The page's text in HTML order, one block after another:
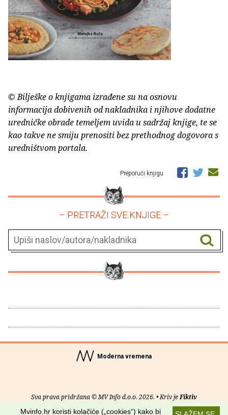
© Bilješke o knjigama izrađene su na osnovu
informacija dobivenih od nakladnika i njihove dodatne
uredničke obrade temeljem uvida u sadržaj knjige, te se
kao takve ne smiju prenositi bez prethodnog dogovora s
uredništvom portala.
Preporuči knjigu
– PRETRAŽI SVE KNJIGE –
Moderna vremena
Sva prava pridržana © MV Info d.o.o. 2026. • Kriv jeFiktiv
Mvinfo.hr koristi kolačiće („cookies“) kako bi